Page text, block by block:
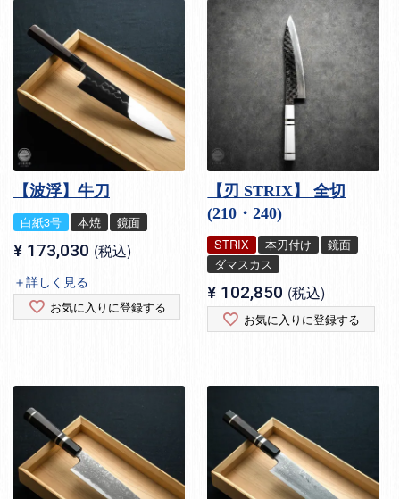
【波浮】牛刀
白紙3号 本焼 鏡面
¥ 173,030 税込
＋詳しく見る
お気に入りに登録する
【刃 STRIX】 全切
(210・240)
STRIX 本刃付け
鏡面
ダマスカス
¥ 102,850 税込
お気に入りに登録する